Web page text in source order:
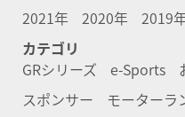
2021年
2020年
2019
カテゴリ
GRシリーズ
e-Sports
スポンサー
モーターラ